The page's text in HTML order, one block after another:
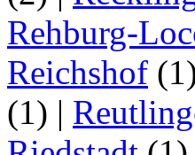
Rehburg-
Reichshof
(1) |